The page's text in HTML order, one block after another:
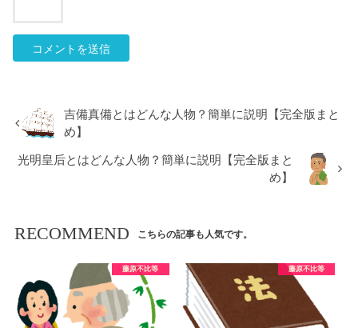
吉備真備とはどんな人物？簡単に説明【完全版まと
め】
光明皇后とはどんな人物？簡単に説明【完全版まと
め】
RECOMMEND こちらの記事も人気です。
藤原不比等 藤原不比等